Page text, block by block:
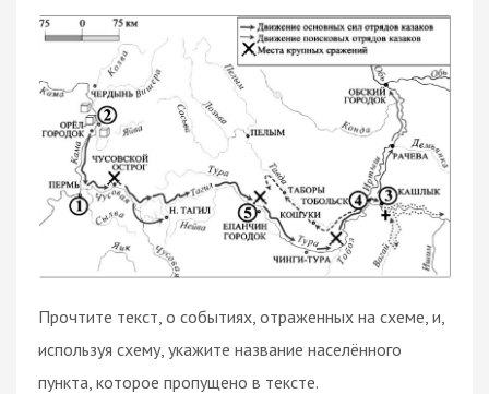
Прочтите текст, о событиях, отраженных на схеме, и,
используя схему, укажите название населённого
пункта, которое пропущено в тексте.